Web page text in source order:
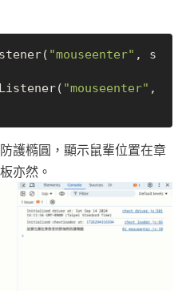
"mouseenter" , s
"mouseenter" ,
護橢圓，顯示鼠輩位置在章
亦然。